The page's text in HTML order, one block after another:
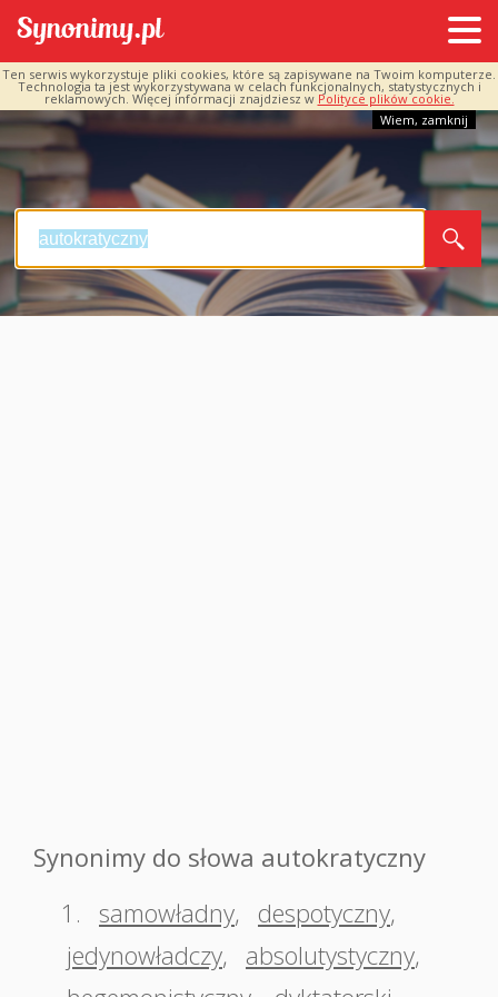
Ten serwis wykorzystuje pliki cookies, które są zapisywane na Twoim komputerze.
Technologia ta jest wykorzystywana w celach funkcjonalnych, statystycznych i
reklamowych. Więcej informacji znajdziesz w Polityce plików cookie.
Wiem, zamknij
Synonimy do słowa autokratyczny
1.
samowładny, despotyczny,
jedynowładczy, absolutystyczny,